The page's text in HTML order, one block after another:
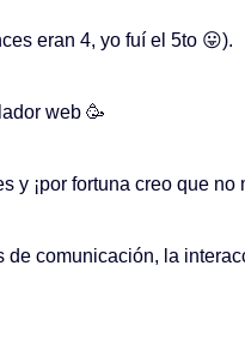
eran 4, yo fuí el 5to 😛).
web 🥳
y ¡por fortuna creo que no
comunicación, la